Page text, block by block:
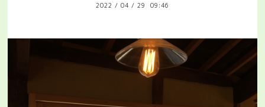
2022 / 04 / 29 09:46